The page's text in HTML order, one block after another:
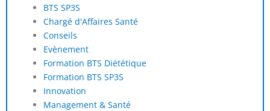
BTS SP3S
Chargé d'Affaires Santé
Conseils
Evènement
Formation BTS Diététique
Formation BTS SP3S
Innovation
Management & Santé